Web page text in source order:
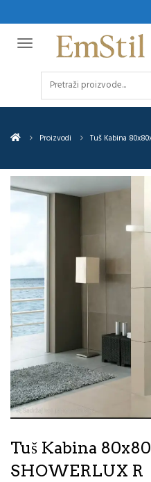
Proizvodi Tuš Kabina
Tuš Kabina
SHOWERLUX R